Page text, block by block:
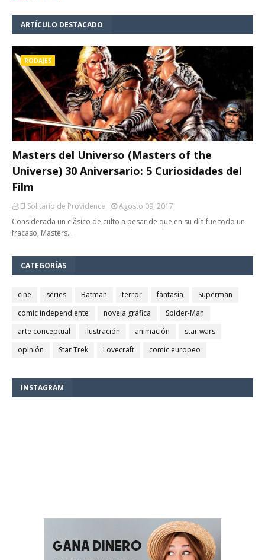
ARTÍCULO DESTACADO
RODAJES
Masters del Universo (Masters of the
Universe) 30 Aniversario: 5 Curiosidades del
Film
El Solitario de Providence
Agosto 09, 2017
Considerada un clásico de culto a pesar de que en su día fue todo un
fracaso, Masters…
CATEGORÍAS
cine series Batman terror fantasía
Superman
comic independiente
novela gráfica
Spider-Man
arte conceptual
ilustración animación
star wars
opinión
Star Trek Lovecraft comic europeo
INSTAGRAM